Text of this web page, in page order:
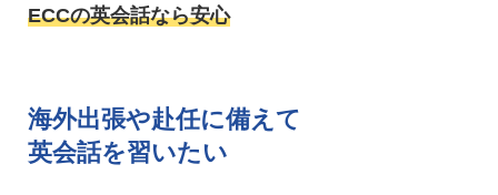
ECCの英会話なら安心
海外出張や赴任に備えて
英会話を習いたい